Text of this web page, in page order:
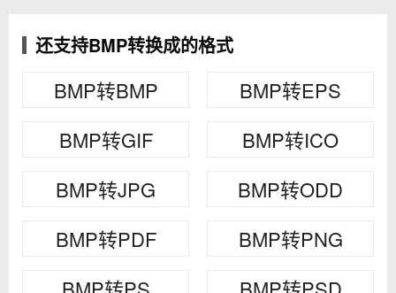
还支持BMP转换成的格式
BMP转BMP
BMP转EPS
BMP转GIF
BMP转ICO
BMP转JPG
BMP转ODD
BMP转PDF
BMP转PNG